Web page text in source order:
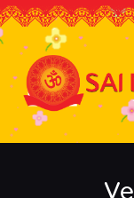
Home
About